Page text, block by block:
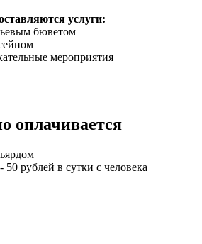
услуги:
бюветом
мероприятия
оплачивается
рублей в сутки с человека